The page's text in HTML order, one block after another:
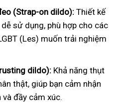
(Strap-on dildo): Thiết kế
sử dụng, phù hợp cho các
(Les) muốn trải nghiệm
dildo): Khả năng thụt
thật, giúp bạn cảm nhận
đầy cảm xúc.